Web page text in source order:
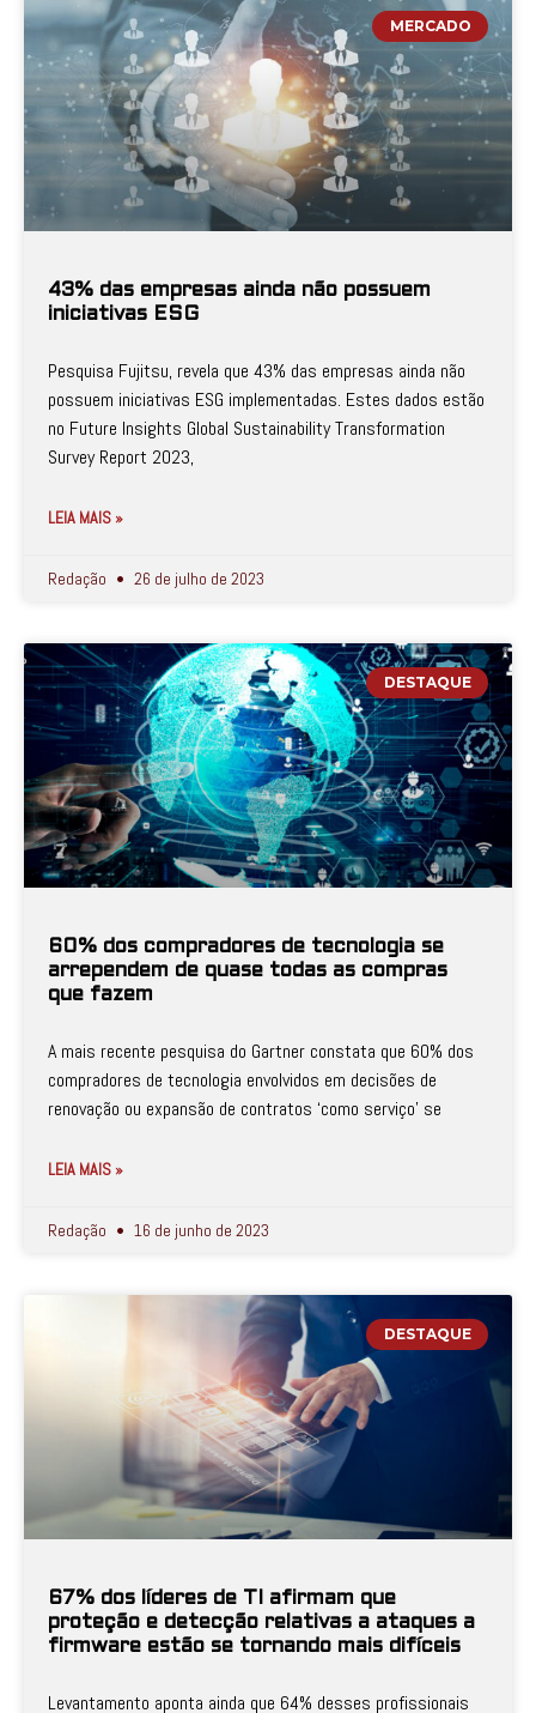
MERCADO
43% das empresas ainda não possuem
iniciativas ESG
Pesquisa Fujitsu, revela que 43% das empresas ainda não
possuem iniciativas ESG implementadas. Estes dados estão
no Future Insights Global Sustainability Transformation
Survey Report 2023,
LEIA MAIS »
Redação 26 de julho de 2023
DESTAQUE
60% dos compradores de tecnologia se
arrependem de quase todas as compras
que fazem
A mais recente pesquisa do Gartner constata que 60% dos
compradores de tecnologia envolvidos em decisões de
renovação ou expansão de contratos ‘como serviço’ se
LEIA MAIS »
Redação 16 de junho de 2023
DESTAQUE
67% dos líderes de TI afirmam que
proteção e detecção relativas a ataques a
firmware estão se tornando mais difíceis
Levantamento aponta ainda que 64% desses profissionais